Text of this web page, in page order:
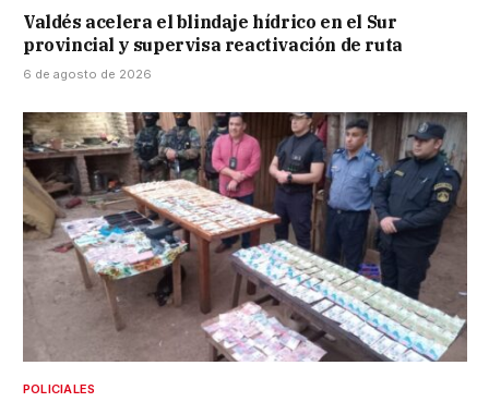
Valdés acelera el blindaje hídrico en el Sur
provincial y supervisa reactivación de ruta
6 de agosto de 2026
POLICIALES